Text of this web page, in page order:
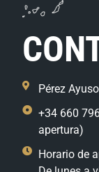
Pérez
+34 660
apertura)
Horario de